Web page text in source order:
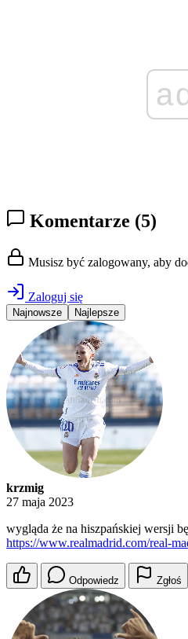
Komentarze (5)
Musisz być zalogowany, aby
Zaloguj się
Najnowsze Najlepsze
krzmig
27 maja 2023
wygląda że na hiszpańskiej wersji
https://www.realmadrid.com/real-
Odpowiedz Zgłoś